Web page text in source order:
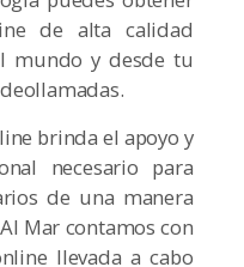
de alta calidad
mundo y desde tu
brinda el apoyo y
necesario para
de una manera
Mar contamos con
llevada a cabo